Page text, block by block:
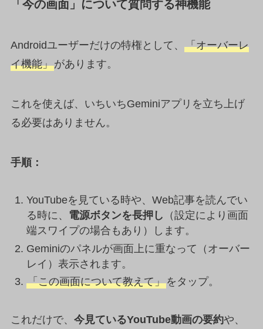
「今の画面」について質問する神機能
Androidユーザーだけの特権として、 「オーバーレ
イ機能」があります。
これを使えば、いちいちGeminiアプリを立ち上げ
る必要はありません。
手順：
YouTubeを見ている時や、Web記事を読んでい
る時に、 電源ボタンを長押し （設定により画面
端スワイプの場合もあり）します。
Geminiのパネルが画面上に重なって（オーバー
レイ）表示されます。
「この画面について教えて」をタップ。
これだけで、 今見ているYouTube動画の要約や、